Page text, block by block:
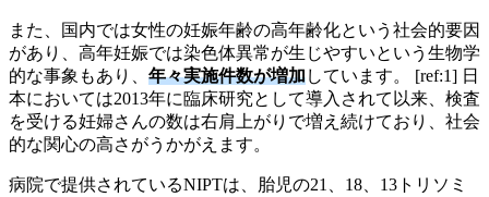
また、国内では女性の妊娠年齢の高年齢化という社会的要因
があり、高年妊娠では染色体異常が生じやすいという生物学
的な事象もあり、 年々実施件数が増加しています。 [ref:1] 日
本においては2013年に臨床研究として導入されて以来、検査
を受ける妊婦さんの数は右肩上がりで増え続けており、社会
的な関心の高さがうかがえます。
病院で提供されているNIPTは、胎児の21、18、13トリソミ